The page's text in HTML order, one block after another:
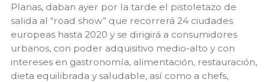
Planas, daban ayer por la tarde el pistoletazo de
salida al “road show” que recorrerá 24 ciudades
europeas hasta 2020 y se dirigirá a consumidores
urbanos, con poder adquisitivo medio-alto y con
intereses en gastronomía, alimentación, restauración,
dieta equilibrada y saludable, así como a chefs,